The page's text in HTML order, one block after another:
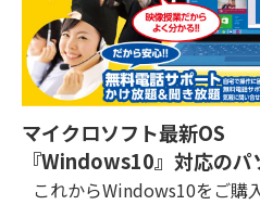
マイクロソフト最新OS
『Windows10』対応のパ
これからWindows10をご購